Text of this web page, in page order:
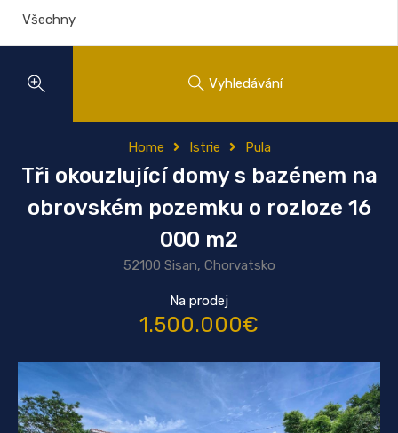
Vyhledávání
Home Istrie Pula
Tři okouzlující domy s bazénem na
obrovském pozemku o rozloze 16
000 m2
52100 Sisan, Chorvatsko
Na prodej
1.500.000€